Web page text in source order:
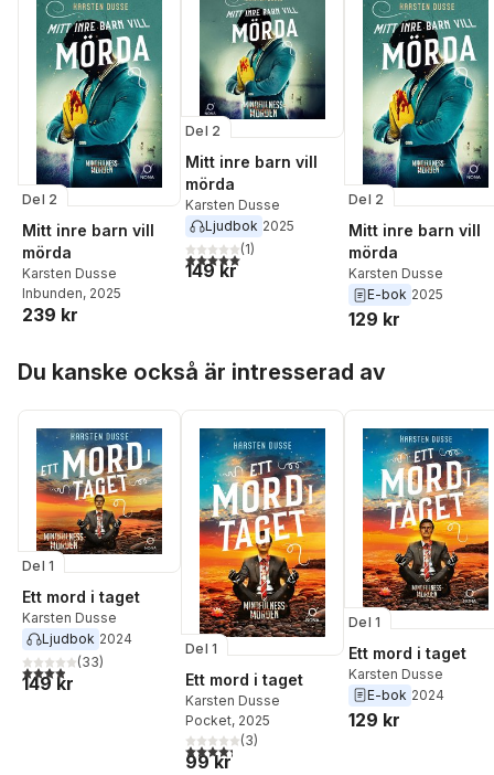
Del 2
Mitt inre barn vill
mörda
Karsten Dusse
Inbunden, 2025
239 kr
Del 2
Mitt inre barn vill
mörda
Karsten Dusse
Ljudbok 2025
5,0utav 5 stjärnor. Totalt antal röster:
(1)
149 kr
Del 2
Mitt inre barn vill
mörda
Karsten Dusse
E-bok 2025
129 kr
Du kanske också är intresserad av
Del 1
Ett mord i taget
Karsten Dusse
Ljudbok 2024
3,9utav 5 stjärnor. Totalt antal röster:
(33)
149 kr
Del 1
Ett mord i taget
Karsten Dusse
Pocket, 2025
4,3utav 5 stjärnor. Totalt antal röster:
(3)
99 kr
Del 1
Ett mord i taget
Karsten Dusse
E-bok 2024
129 kr